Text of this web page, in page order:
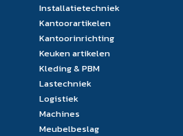
Installatietechniek
Kantoorartikelen
Kantoorinrichting
Keuken artikelen
Kleding & PBM
Lastechniek
Logistiek
Machines
Meubelbeslag